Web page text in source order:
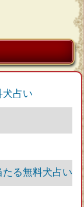
犬占い
る無料犬占い